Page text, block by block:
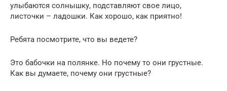
улыбаются солнышку, подставляют свое лицо,
листочки – ладошки. Как хорошо, как приятно!
Ребята посмотрите, что вы ведете?
Это бабочки на полянке. Но почему то они грустные.
Как вы думаете, почему они грустные?